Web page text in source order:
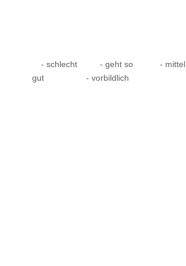
- schlecht - geht so - mittel
gut
- vorbildlich